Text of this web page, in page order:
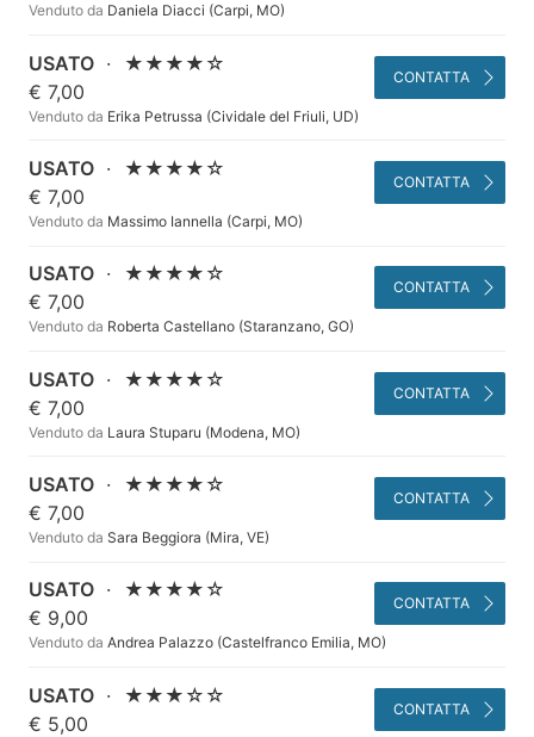
Venduto da Daniela Diacci (Carpi, MO)
USATO ·
★★★★☆
€ 7,00
Venduto da Erika Petrussa (Cividale del Friuli, UD)
CONTATTA
USATO ·
★★★★☆
€ 7,00
Venduto da Massimo Iannella (Carpi, MO)
CONTATTA
USATO ·
★★★★☆
€ 7,00
Venduto da Roberta Castellano (Staranzano, GO)
CONTATTA
USATO ·
★★★★☆
€ 7,00
Venduto da Laura Stuparu (Modena, MO)
CONTATTA
USATO ·
★★★★☆
€ 7,00
Venduto da Sara Beggiora (Mira, VE)
CONTATTA
USATO ·
★★★★☆
€ 9,00
Venduto da Andrea Palazzo (Castelfranco Emilia, MO)
CONTATTA
USATO ·
★★★☆☆
€ 5,00
CONTATTA